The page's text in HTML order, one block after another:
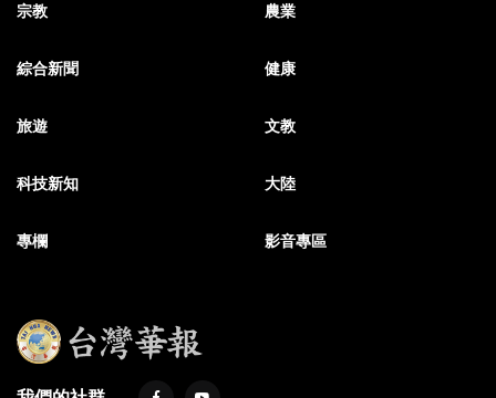
宗教 農業
綜合新聞 健康
旅遊 文教
科技新知 大陸
專欄 影音專區